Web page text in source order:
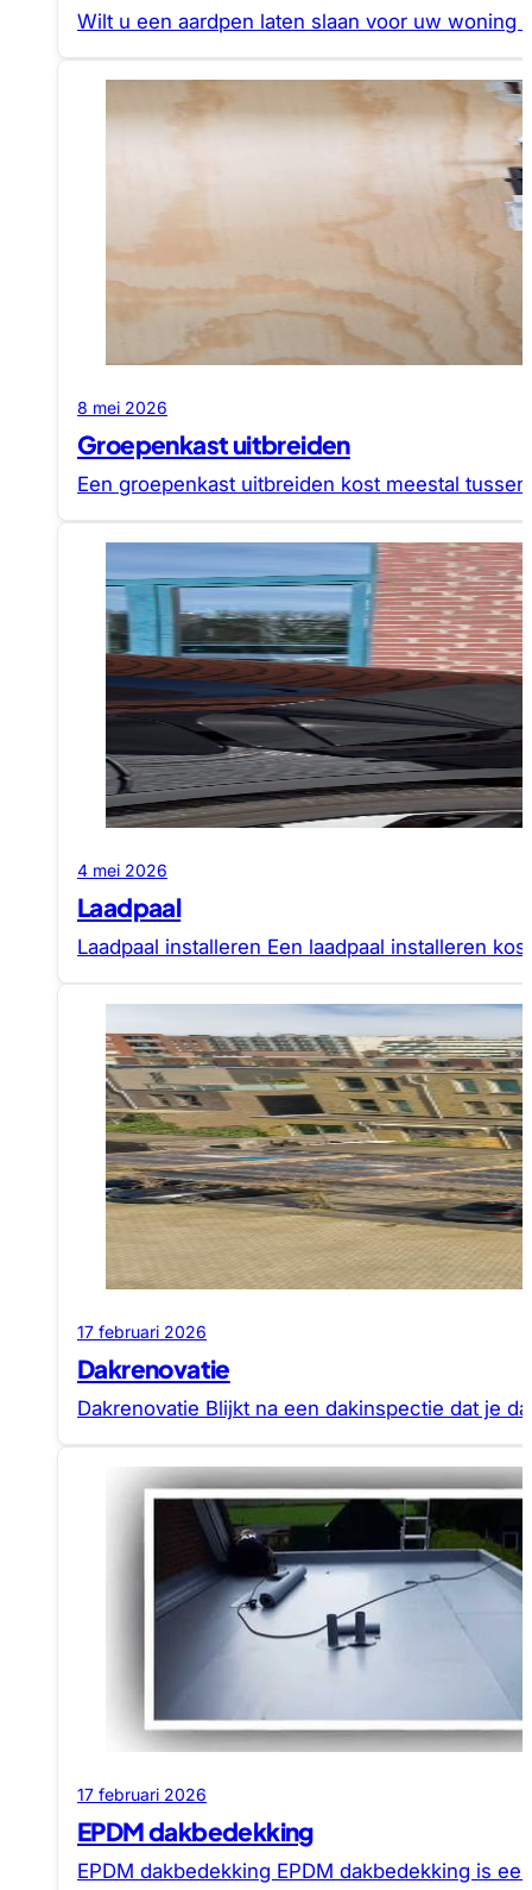
Wilt u een aardpen laten slaan voor uw woning
8 mei 2026
Groepenkast uitbreiden
Een groepenkast uitbreiden kost meestal
4 mei 2026
Laadpaal
Laadpaal installeren Een laadpaal installeren
17 februari 2026
Dakrenovatie
Dakrenovatie Blijkt na een dakinspectie dat je
17 februari 2026
EPDM dakbedekking
EPDM dakbedekking EPDM dakbedekking is een